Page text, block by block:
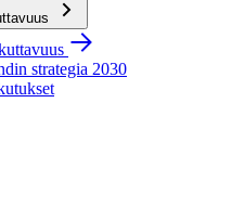
strategia 2030